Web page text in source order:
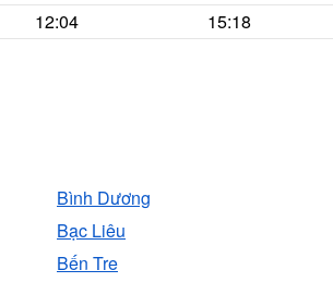
12:04 15:18
Bình Dương
Bạc Liêu
Bến Tre